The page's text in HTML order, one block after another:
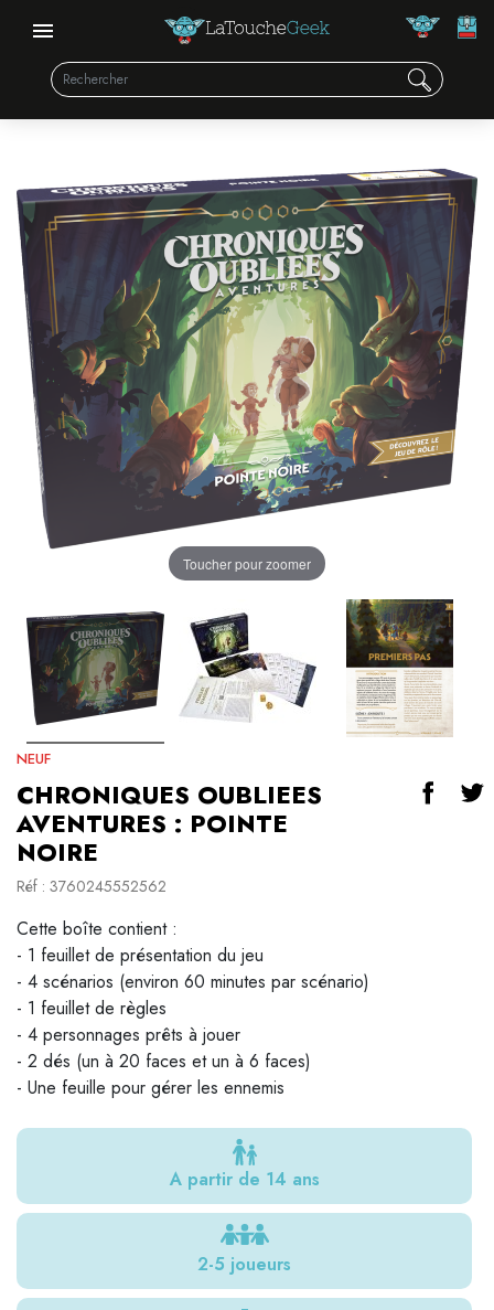
Toucher pour zoomer
NEUF
CHRONIQUES OUBLIEES
AVENTURES : POINTE
NOIRE
Réf : 3760245552562
Cette boîte contient :
- 1 feuillet de présentation du jeu
- 4 scénarios (environ 60 minutes par scénario)
- 1 feuillet de règles
- 4 personnages prêts à jouer
- 2 dés (un à 20 faces et un à 6 faces)
- Une feuille pour gérer les ennemis
A partir de 14 ans
2-5 joueurs